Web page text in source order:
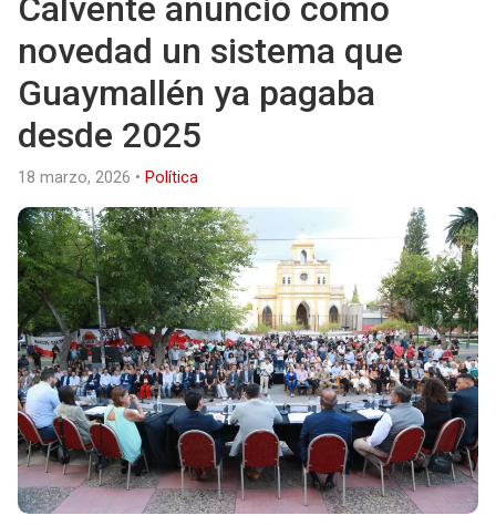
Calvente anunció como
novedad un sistema que
Guaymallén ya pagaba
desde 2025
18 marzo, 2026 • Política